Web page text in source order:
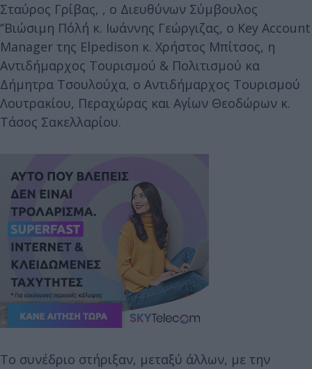
Σταύρος Γρίβας, , ο Διευθύνων Σύμβουλος
‘’Βιώσιμη Πόλη΄΄ κ. Ιωάννης Γεώργιζας, ο Key Account
Manager της Elpedison κ. Χρήστος Μπίτσος, η
Αντιδήμαρχος Τουρισμού & Πολιτισμού κα
Δήμητρα Τσουλούχα, ο Αντιδήμαρχος Τουρισμού
Λουτρακίου, Περαχώρας και Αγίων Θεοδώρων κ.
Τάσος Σακελλαρίου.
Το συνέδριο στήριξαν, μεταξύ άλλων, με την